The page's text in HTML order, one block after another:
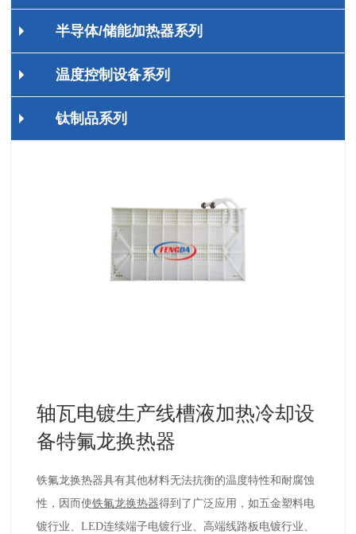
半导体/储能加热器系列
温度控制设备系列
钛制品系列
轴瓦电镀生产线槽液加热冷却设
备特氟龙换热器
铁氟龙换热器具有其他材料无法抗衡的温度特性和耐腐蚀
性，因而使铁氟龙换热器得到了广泛应用，如五金塑料电
镀行业、LED连续端子电镀行业、高端线路板电镀行业、